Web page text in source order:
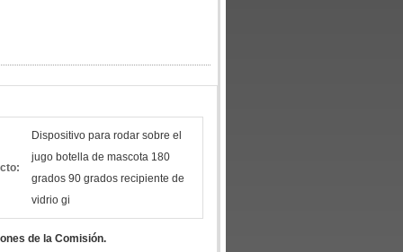
Dispositivo para rodar sobre el
jugo botella de mascota 180
grados 90 grados recipiente de
vidrio gi
de la Comisión.